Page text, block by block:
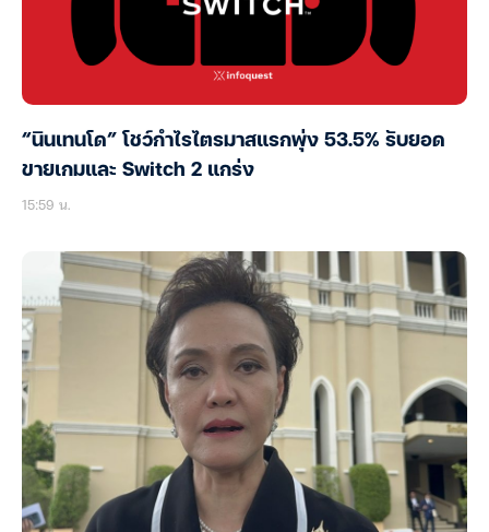
“นินเทนโด” โชว์กำไรไตรมาสแรกพุ่ง 53.5% รับยอด
ขายเกมและ Switch 2 แกร่ง
15:59 น.